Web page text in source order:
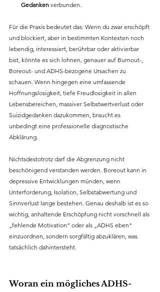
Gedanken verbunden.
Für die Praxis bedeutet das: Wenn du zwar erschöpft
und blockiert, aber in bestimmten Kontexten noch
lebendig, interessiert, berührbar oder aktivierbar
bist, könnte es sich lohnen, genauer auf Burnout-,
Boreout- und ADHS-bezogene Ursachen zu
schauen. Wenn hingegen eine umfassende
Hoffnungslosigkeit, tiefe Freudlosigkeit in allen
Lebensbereichen, massiver Selbstwertverlust oder
Suizidgedanken dazukommen, braucht es
unbedingt eine professionelle diagnostische
Abklärung.
Nichtsdestotrotz darf die Abgrenzung nicht
beschönigend verstanden werden. Boreout kann in
depressive Entwicklungen münden, wenn
Unterforderung, Isolation, Selbstabwertung und
Sinnverlust lange bestehen. Genau deshalb ist es so
wichtig, anhaltende Erschöpfung nicht vorschnell als
„fehlende Motivation“ oder als „ADHS eben“
einzuordnen, sondern sorgfältig abzuklären, was
tatsächlich dahintersteht.
Woran ein mögliches ADHS-